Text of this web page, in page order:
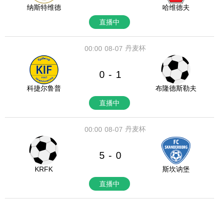
纳斯特维德
哈维德夫
直播中
08-07
00:00 丹麦杯
科捷尔鲁普
0 - 1
布隆德斯勒夫
直播中
08-07
00:00 丹麦杯
KRFK
5 - 0
斯坎讷堡
直播中